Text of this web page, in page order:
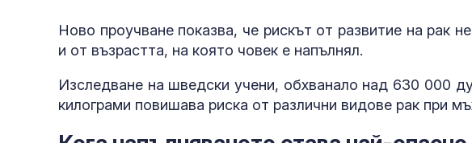
Ново проучване показва, че рискът от развитие на рак
и от възрастта, на която човек е напълнял.
Изследване на шведски учени, обхванало над 630 000
килограми повишава риска от различни видове рак при